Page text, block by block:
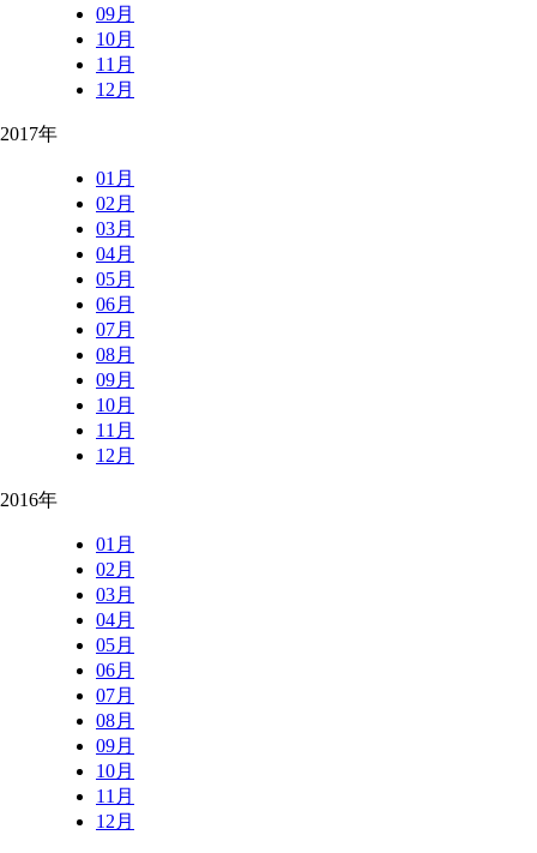
09月
10月
11月
12月
2017年
01月
02月
03月
04月
05月
06月
07月
08月
09月
10月
11月
12月
2016年
01月
02月
03月
04月
05月
06月
07月
08月
09月
10月
11月
12月